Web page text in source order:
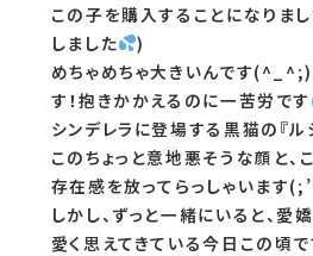
この子を購入することになりま
しました
)
めちゃめちゃ大きいんです
す！抱きかかえるのに一苦労です
シンデレラに登場する黒猫の『ル
このちょっと意地悪そうな顔と、
存在感を放ってらっしゃいます
しかし、ずっと一緒にいると、愛
愛く思えてきている今日この頃で